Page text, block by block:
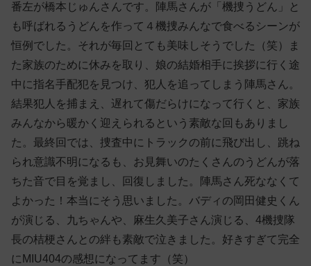
番左が橋本じゅんさんです。陣馬さんが「機捜うどん」と
も呼ばれるうどんを作って４機捜みんなで食べるシーンが
恒例でした。それが毎回とても美味しそうでした（笑）ま
た家族のために休みを取り、娘の結婚相手に挨拶に行く途
中に指名手配犯を見つけ、犯人を追ってしまう陣馬さん。
結果犯人を捕まえ、遅れて傷だらけになって行くと、家族
みんなから暖かく迎えられるという素敵な回もありまし
た。最終回では、捜査中にトラックの前に飛び出し、跳ね
られ意識不明になるも、お見舞いのたくさんのうどんが落
ちた音で目を覚まし、回復しました。陣馬さん死ななくて
よかった！本当にそう思いました。バディの岡田健史くん
が演じる、九ちゃんや、麻生久美子さん演じる、4機捜隊
長の桔梗さんとの絆も素敵で泣きました。好きすぎて完全
にMIU404の感想になってます（笑）